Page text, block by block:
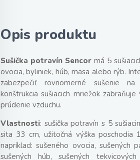
Opis produktu
Sušička potravín Sencormá 5
ovocia, byliniek, húb, mäsa alebo rýb.
zabezpečiť rovnomerné sušenie
konštrukcia sušiacich mriežok
prúdenie vzduchu.
Vlastnosti: sušička potravín s 5
sita 33 cm, užitočná výška poschodia
napríklad: sušeného ovocia, sušených
sušených húb, sušených